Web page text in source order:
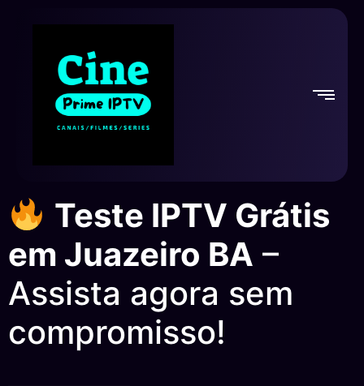
Teste IPTV Grátis
em Juazeiro BA –
Assista agora sem
compromisso!